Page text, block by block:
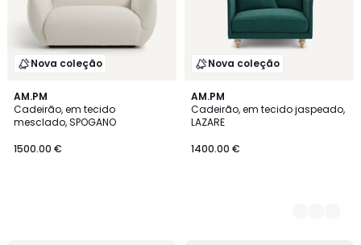
Nova coleção
AM.PM
Cadeirão, em tecido
mesclado, SPOGANO
1500.00 €
Nova coleção
AM.PM
Cadeirão, em tecido jaspeado,
LAZARE
1400.00 €
3
Cores